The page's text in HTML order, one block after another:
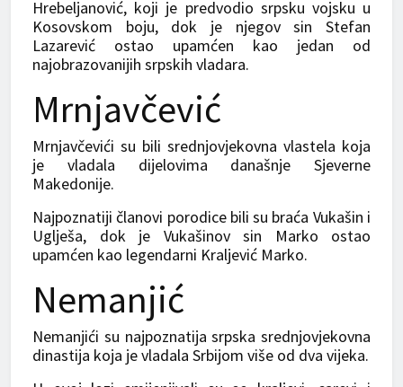
Hrebeljanović, koji je predvodio srpsku vojsku u
Kosovskom boju, dok je njegov sin Stefan
Lazarević ostao upamćen kao jedan od
najobrazovanijih srpskih vladara.
Mrnjavčević
Mrnjavčevići su bili srednjovjekovna vlastela koja
je vladala dijelovima današnje Sjeverne
Makedonije.
Najpoznatiji članovi porodice bili su braća Vukašin i
Uglješa, dok je Vukašinov sin Marko ostao
upamćen kao legendarni Kraljević Marko.
Nemanjić
Nemanjići su najpoznatija srpska srednjovjekovna
dinastija koja je vladala Srbijom više od dva vijeka.